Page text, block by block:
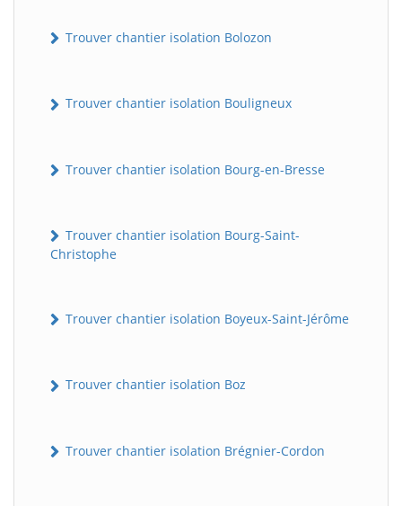
Trouver chantier isolation Bolozon
Trouver chantier isolation Bouligneux
Trouver chantier isolation Bourg-en-Bresse
Trouver chantier isolation Bourg-Saint-
Christophe
Trouver chantier isolation Boyeux-Saint-Jérôme
Trouver chantier isolation Boz
Trouver chantier isolation Brégnier-Cordon